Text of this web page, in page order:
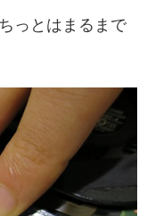
っとはまるまで